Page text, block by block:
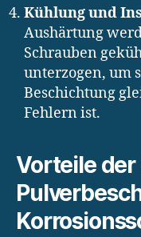
Kühlung und
Aushärtung
Schrauben
unterzogen, um
Beschichtung
Fehlern ist.
Vorteile